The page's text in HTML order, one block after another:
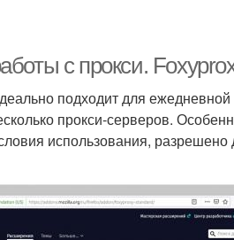
с прокси.
подходит для
прокси-серверов.
использования, разрешено